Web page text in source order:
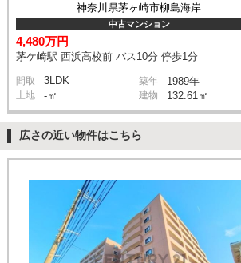
神奈川県茅ヶ崎市柳島海岸
中古マンション
4,480万円
茅ケ崎駅 西浜高校前 バス10分 停歩1分
間取 3LDK 築年 1989年
土地 -㎡ 建物 132.61㎡
広さの近い物件はこちら